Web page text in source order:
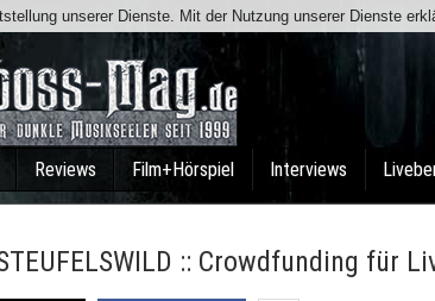
Reviews Film+Hörspiel Interviews
:: Crowdfunding für
unserer Dienste. Mit der Nutzung unserer Dienste